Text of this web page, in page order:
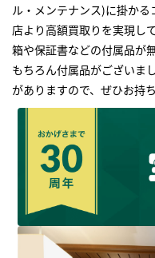
ル・メンテナンス)に掛か
店より高額買取りを実現し
箱や保証書などの付属品が
もちろん付属品がございま
がありますので、ぜひお持